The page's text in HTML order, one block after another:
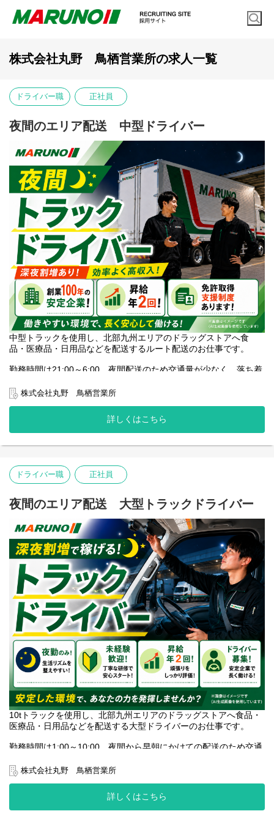
株式会社丸野 鳥栖営業所の求人一覧
ドライバー職 正社員
夜間のエリア配送 中型ドライバー
中型トラックを使用し、北部九州エリアのドラッグストアへ食
品・医療品・日用品などを配送するルート配送のお仕事です。
勤務時間は21:00～6:00。夜間配送のため交通量が少なく、落ち着
配送する商品は比較的軽量なものが中心。積み降ろしにはカゴ台
応募には中型免許（8t限定可）が必要です。資格取得支援制度を活
用して大型免許を取得し、キャリアアップを目指すことも可能で
約7割のドライバーが未経験からスタートしています。ドライバー
に挑戦したい方をお待ちしています。
株式会社丸野 鳥栖営業所
詳しくはこちら
ドライバー職 正社員
夜間のエリア配送 大型トラックドライバー
10tトラックを使用し、北部九州エリアのドラッグストアへ食品・
医療品・日用品などを配送する大型ドライバーのお仕事です。
勤務時間は1:00～10:00。夜間から早朝にかけての配送のため交通
積み降ろしにはカゴ台車を使用するため、体への負担を抑えなが
休日はシフト制の週休2日制。仕事とプライベートの両立を目指し
株式会社丸野 鳥栖営業所
詳しくはこちら